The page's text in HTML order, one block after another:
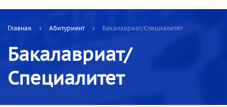
Главная Абитуриент Бакалавриат/Специалитет
Бакалавриат/
Специалитет